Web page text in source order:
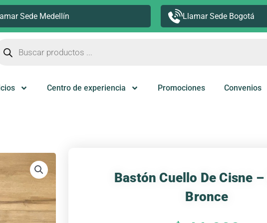
Sede Medellín Llamar Sede Bogotá
Centro de experiencia Promociones Convenios
Bastón Cuello De Cisne
Bronce